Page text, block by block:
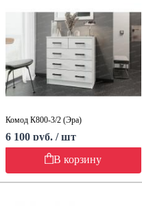
Комод К800-3/2 (Эра)
6 100 руб. / шт
В корзину